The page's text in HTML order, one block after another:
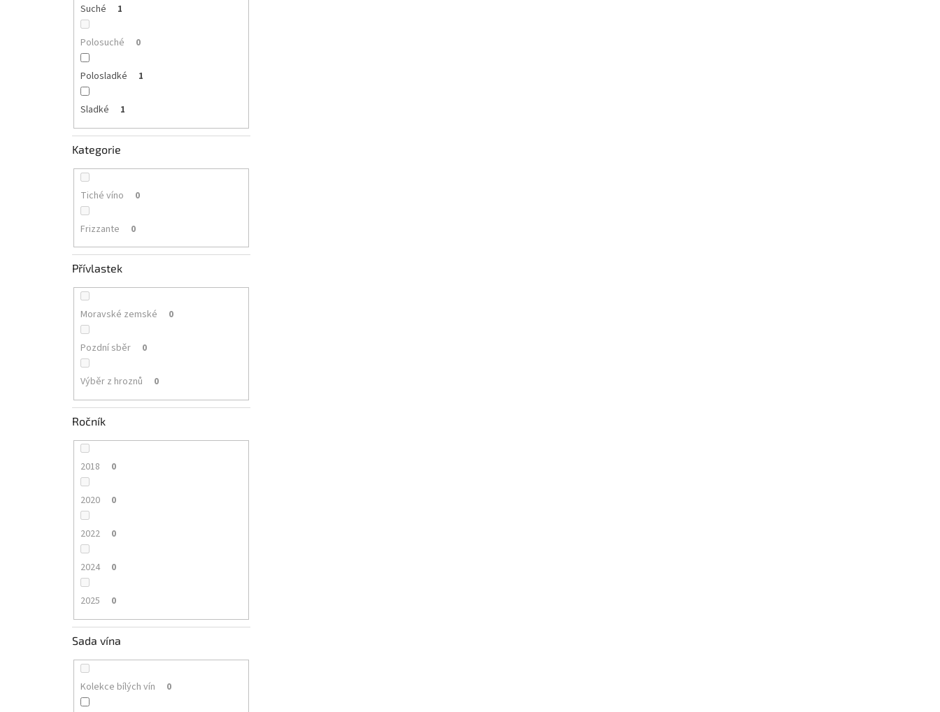
Suché 1
Polosuché 0
Polosladké 1
Sladké 1
Kategorie
Tiché víno 0
Frizzante 0
Přívlastek
Moravské zemské 0
Pozdní sběr 0
Výběr z hroznů 0
Ročník
2018 0
2020 0
2022 0
2024 0
2025 0
Sada vína
Kolekce bílých vín 0